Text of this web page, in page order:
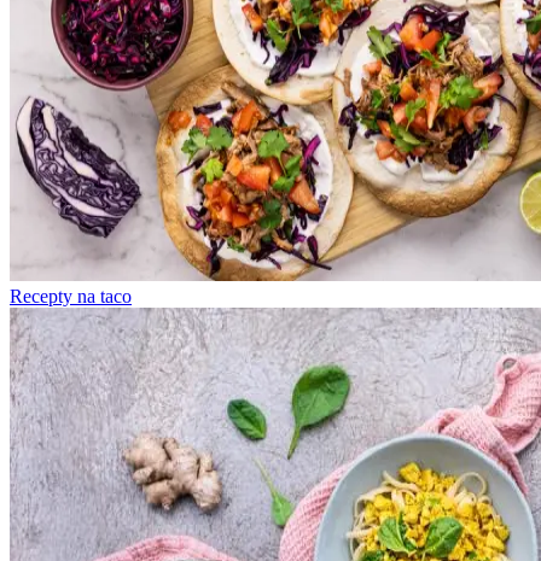
Recepty na taco